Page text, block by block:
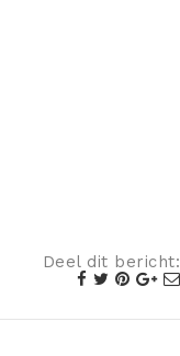
Deel dit bericht: